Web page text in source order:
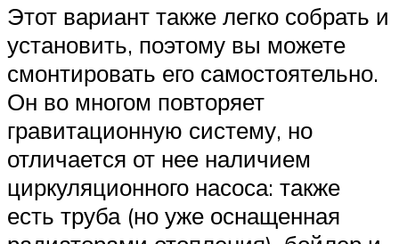
Этот вариант также легко собрать и
установить, поэтому вы можете
смонтировать его самостоятельно.
Он во многом повторяет
гравитационную систему, но
отличается от нее наличием
циркуляционного насоса: также
есть труба (но уже оснащенная